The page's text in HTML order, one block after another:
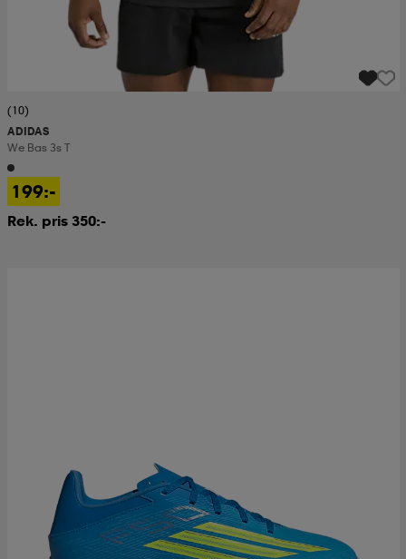
(10)
ADIDAS
We Bas 3s T
199:-
Rek. pris 350:-